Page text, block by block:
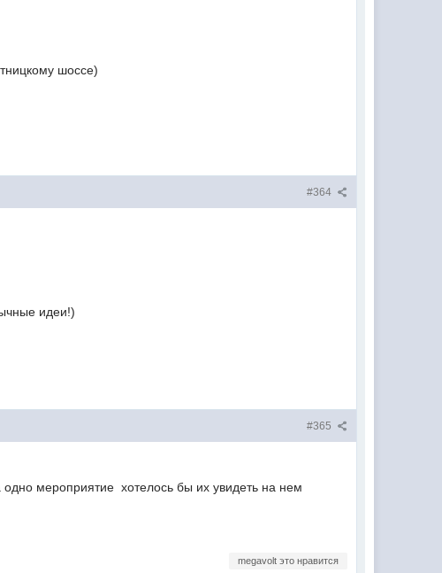
шоссе)
#364
идеи!)
#365
мероприятие хотелось бы их увидеть на нем
megavolt это нравится